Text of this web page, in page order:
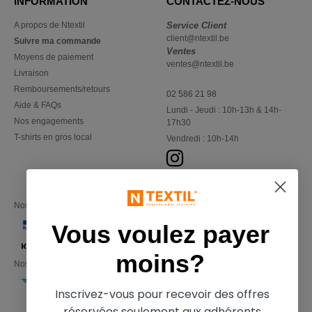
A propos de Ntextil
Suivre ma commande
Moyens de paiement
Livraison
Remboursements/retours
Aide & FAQs
Nos engagements
T-shirts en gros local
Service Client
client@ntextil.be
Ventes
ventes@ntextil.be
02 586 21 98
Lundi - Jeudi : 10h-13h & 14h-
17h30
Vendredi : 10h-14h
Nos partenaires financiers
Nos transporteurs
Vous voulez payer
moins?
Inscrivez-vous pour recevoir des offres